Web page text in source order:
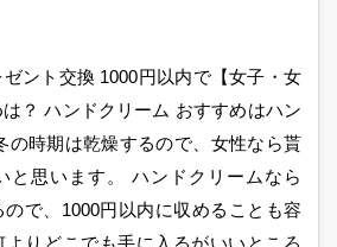
ント交換 1000円以内で【女子・女
？ ハンドクリーム おすすめはハン
の時期は乾燥するので、女性なら貰
と思います。 ハンドクリームなら
で、1000円以内に収めることも容
りどこでも手に入るがいいところ